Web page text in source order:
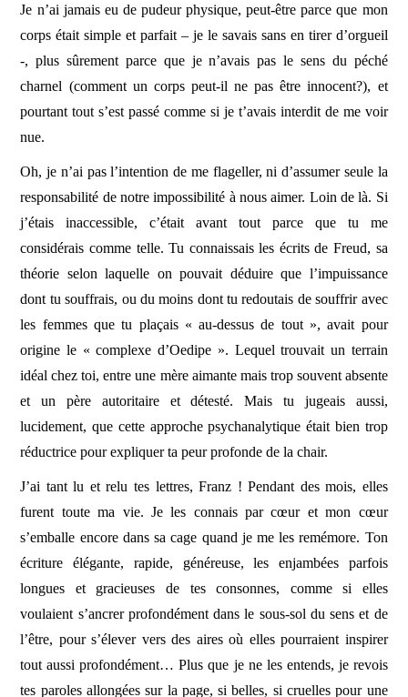
Je n’ai jamais eu de pudeur physique, peut-être parce que mon
corps était simple et parfait – je le savais sans en tirer d’orgueil
-, plus sûrement parce que je n’avais pas le sens du péché
charnel (comment un corps peut-il ne pas être innocent?), et
pourtant tout s’est passé comme si je t’avais interdit de me voir
nue.
Oh, je n’ai pas l’intention de me flageller, ni d’assumer seule la
responsabilité de notre impossibilité à nous aimer. Loin de là. Si
j’étais inaccessible, c’était avant tout parce que tu me
considérais comme telle. Tu connaissais les écrits de Freud, sa
théorie selon laquelle on pouvait déduire que l’impuissance
dont tu souffrais, ou du moins dont tu redoutais de souffrir avec
les femmes que tu plaçais « au-dessus de tout », avait pour
origine le « complexe d’Oedipe ». Lequel trouvait un terrain
idéal chez toi, entre une mère aimante mais trop souvent absente
et un père autoritaire et détesté. Mais tu jugeais aussi,
lucidement, que cette approche psychanalytique était bien trop
réductrice pour expliquer ta peur profonde de la chair.
J’ai tant lu et relu tes lettres, Franz ! Pendant des mois, elles
furent toute ma vie. Je les connais par cœur et mon cœur
s’emballe encore dans sa cage quand je me les remémore. Ton
écriture élégante, rapide, généreuse, les enjambées parfois
longues et gracieuses de tes consonnes, comme si elles
voulaient s’ancrer profondément dans le sous-sol du sens et de
l’être, pour s’élever vers des aires où elles pourraient inspirer
tout aussi profondément… Plus que je ne les entends, je revois
tes paroles allongées sur la page, si belles, si cruelles pour une